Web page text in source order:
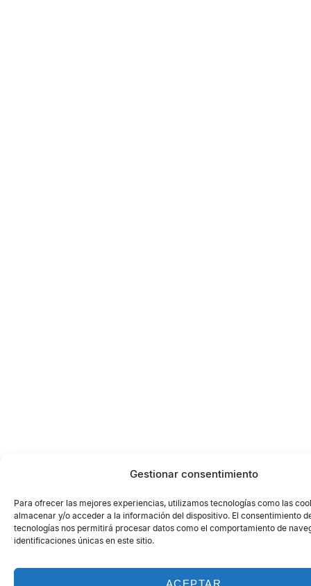
Gestionar consentimiento
Para ofrecer las mejores experiencias, utilizamos tecnologías como las
almacenar y/o acceder a la información del dispositivo. El consentimiento
tecnologías nos permitirá procesar datos como el comportamiento de
identificaciones únicas en este sitio.
ACEPTAR